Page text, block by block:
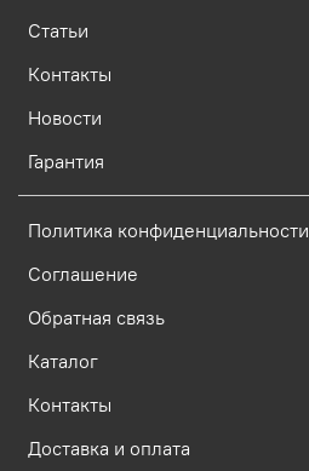
Статьи
Контакты
Новости
Гарантия
Политика конфиденциальности
Соглашение
Обратная связь
Каталог
Контакты
Доставка и оплата